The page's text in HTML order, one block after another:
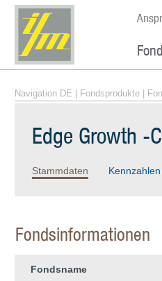
Navigation DE Fondsprodukte
Edge Growth -
Stammdaten Kennzahlen
Fondsinformationen
Fondsname